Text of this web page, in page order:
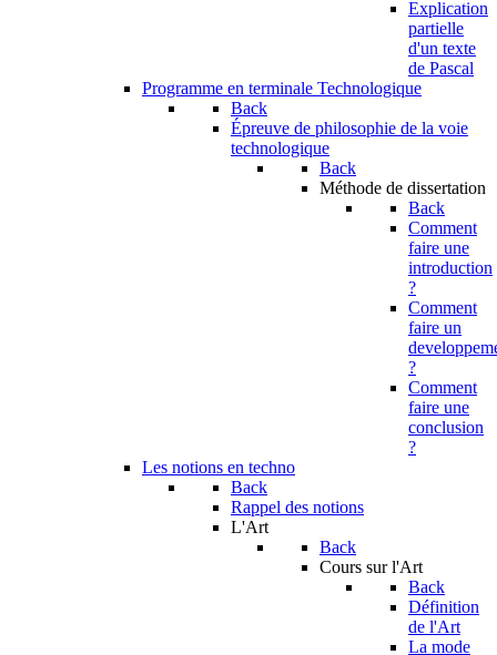
Explication
partielle
d'un texte
de Pascal
Programme en terminale Technologique
Back
Épreuve de philosophie de la voie
technologique
Back
Méthode de dissertation
Back
Comment
faire une
introduction
?
Comment
faire un
?
Comment
faire une
conclusion
?
Les notions en techno
Back
Rappel des notions
L'Art
Back
Cours sur l'Art
Back
Définition
de l'Art
La mode